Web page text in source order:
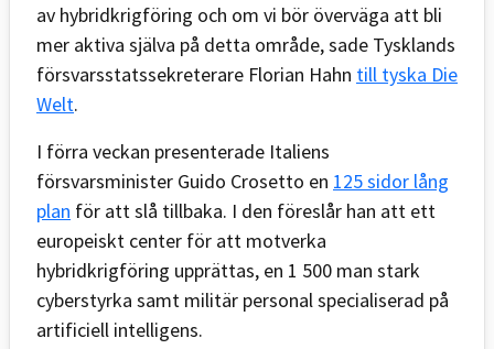
av hybridkrigföring och om vi bör överväga att bli
mer aktiva själva på detta område, sade Tysklands
försvarsstatssekreterare Florian Hahn till tyska Die
Welt.
I förra veckan presenterade Italiens
försvarsminister Guido Crosetto en 125 sidor lång
plan för att slå tillbaka. I den föreslår han att ett
europeiskt center för att motverka
hybridkrigföring upprättas, en 1 500 man stark
cyberstyrka samt militär personal specialiserad på
artificiell intelligens.